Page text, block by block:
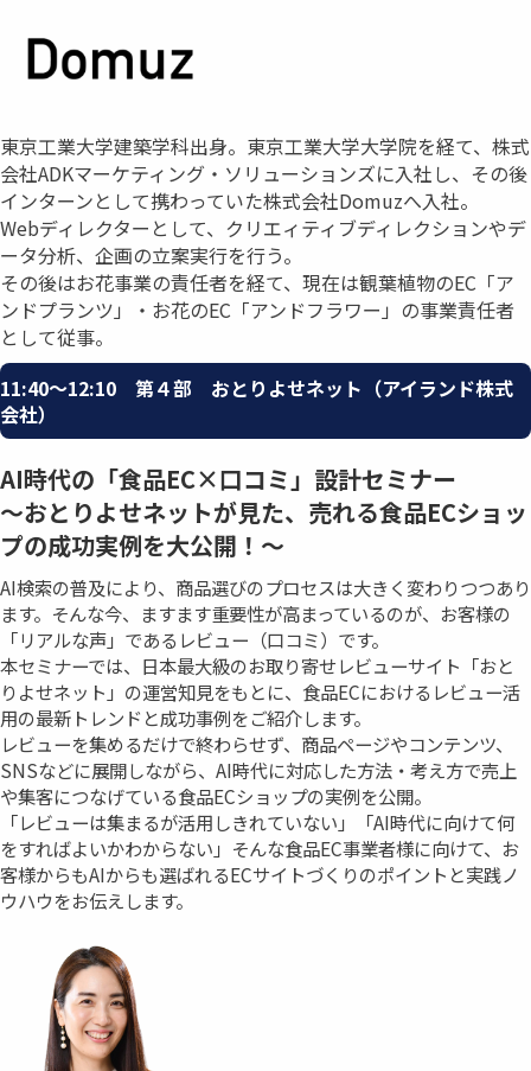
東京工業大学建築学科出身。東京工業大学大学院を経て、株式
会社ADKマーケティング・ソリューションズに入社し、その後
インターンとして携わっていた株式会社Domuzへ入社。
Webディレクターとして、クリエィティブディレクションやデ
ータ分析、企画の立案実行を行う。
その後はお花事業の責任者を経て、現在は観葉植物のEC「ア
ンドプランツ」・お花のEC「アンドフラワー」の事業責任者
として従事。
11:40〜12:10 第４部 おとりよせネット（アイランド株式
会社）
AI時代の「食品EC×口コミ」設計セミナー
～おとりよせネットが見た、売れる食品ECショッ
プの成功実例を大公開！～
AI検索の普及により、商品選びのプロセスは大きく変わりつつあり
ます。そんな今、ますます重要性が高まっているのが、お客様の
「リアルな声」であるレビュー（口コミ）です。
本セミナーでは、日本最大級のお取り寄せレビューサイト「おと
りよせネット」の運営知見をもとに、食品ECにおけるレビュー活
用の最新トレンドと成功事例をご紹介します。
レビューを集めるだけで終わらせず、商品ページやコンテンツ、
SNSなどに展開しながら、AI時代に対応した方法・考え方で売上
や集客につなげている食品ECショップの実例を公開。
「レビューは集まるが活用しきれていない」「AI時代に向けて何
をすればよいかわからない」そんな食品EC事業者様に向けて、お
客様からもAIからも選ばれるECサイトづくりのポイントと実践ノ
ウハウをお伝えします。